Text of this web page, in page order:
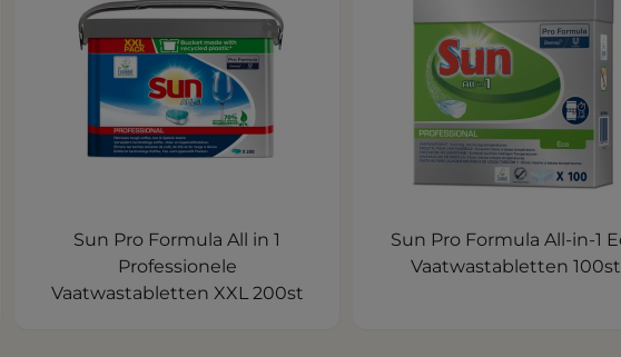
Sun Pro Formula All in 1
Professionele
Vaatwastabletten XXL 200st
Sun Pro Formula All-in-1
Vaatwastabletten 100st